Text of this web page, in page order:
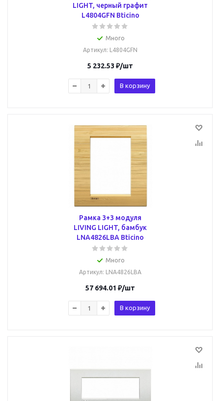
LIGHT, черный графит
L4804GFN Bticino
Много
Артикул: L4804GFN
5 232.53 ₽/шт
В корзину
Рамка 3+3 модуля
LIVING LIGHT, бамбук
LNA4826LBA Bticino
Много
Артикул: LNA4826LBA
57 694.01 ₽/шт
В корзину